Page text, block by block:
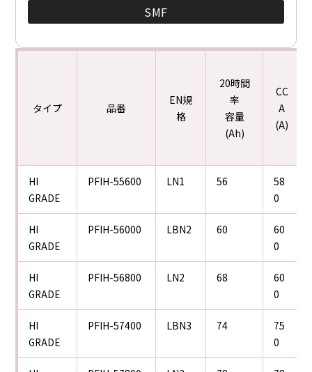
SMF
タイプ 品番
EN規
格
20時間
率
容量
(Ah)
CC
A
(A)
HI
GRADE
PFIH-55600 LN1 56
58
0
HI
GRADE
PFIH-56000 LBN2 60
60
0
HI
GRADE
PFIH-56800 LN2 68
60
0
HI
GRADE
PFIH-57400 LBN3 74
75
0